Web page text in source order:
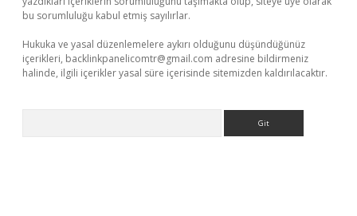
bu sorumluluğu kabul etmiş sayılırlar.
Hukuka ve yasal düzenlemelere aykırı olduğunu düşündüğünüz
içerikleri, backlinkpanelicomtr@gmail.com adresine bildirmeniz
halinde, ilgili içerikler yasal süre içerisinde sitemizden kaldırılacaktır.